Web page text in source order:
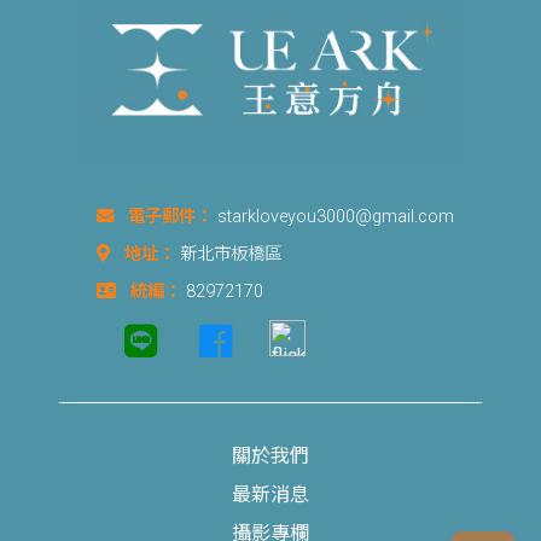
電子郵件： starkloveyou3000@gmail.com
地址： 新北市板橋區
統編： 82972170
關於我們
最新消息
攝影專欄